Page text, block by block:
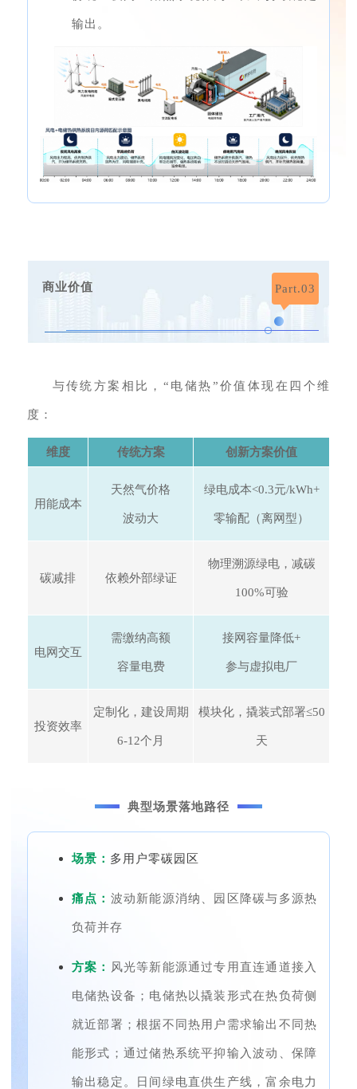
输出。
商业价值 Part.03
与传统方案相比，“电储热”价值体现在四个维
度：
维度 传统方案 创新方案价值
用能成本
天然气价格
波动大
绿电成本<0.3元/kWh+
零输配（离网型）
碳减排 依赖外部绿证
物理溯源绿电， 减碳
100%可验
电网交互
需缴纳高额
容量电费
接网容量降低+
参与虚拟电厂
投资效率
定制化，建设周期
6-12个月
模块化，撬装式部署≤50
天
典型场景落地路径
场景： 多用户零碳园区
痛点： 波动新能源消纳、园区降碳与多源热
负荷并存
方案： 风光等新能源通过专用直连通道接入
电储热设备；电储热以撬装形式在热负荷侧
就近部署；根据不同热用户需求输出不同热
能形式；通过储热系统平抑输入波动、保障
输出稳定。日间绿电直供生产线，富余电力